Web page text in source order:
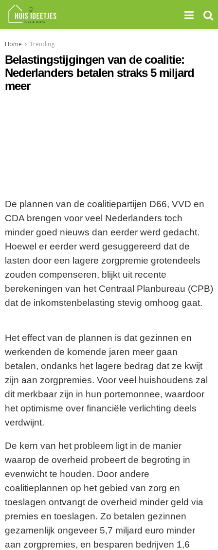
Home Trending
Belastingstijgingen van de coalitie:
Nederlanders betalen straks 5 miljard
meer
De plannen van de coalitiepartijen D66, VVD en
CDA brengen voor veel Nederlanders toch
minder goed nieuws dan eerder werd gedacht.
Hoewel er eerder werd gesuggereerd dat de
lasten door een lagere zorgpremie grotendeels
zouden compenseren, blijkt uit recente
berekeningen van het Centraal Planbureau (CPB)
dat de inkomstenbelasting stevig omhoog gaat.
Het effect van de plannen is dat gezinnen en
werkenden de komende jaren meer gaan
betalen, ondanks het lagere bedrag dat ze kwijt
zijn aan zorgpremies. Voor veel huishoudens zal
dit merkbaar zijn in hun portemonnee, waardoor
het optimisme over financiële verlichting deels
verdwijnt.
De kern van het probleem ligt in de manier
waarop de overheid probeert de begroting in
evenwicht te houden. Door andere
coalitieplannen op het gebied van zorg en
toeslagen ontvangt de overheid minder geld via
premies en toeslagen. Zo betalen gezinnen
gezamenlijk ongeveer 5,7 miljard euro minder
aan zorgpremies, en besparen bedrijven 1,6